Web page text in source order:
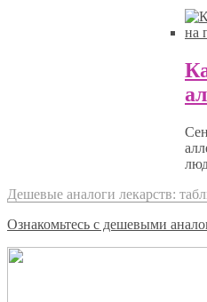
Дешевые аналоги лекарств:
Ознакомьтесь с дешевыми